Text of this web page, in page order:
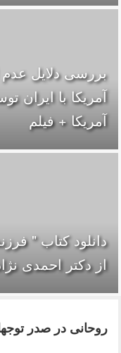
بررسی دلایل
آمریکا با ایران
آمریکا + فیلم
دانلود کتاب "
از دکتر احمدی
روحانی در صدر